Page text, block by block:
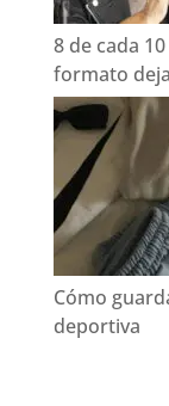
8 de cada
formato
Cómo
deportiva